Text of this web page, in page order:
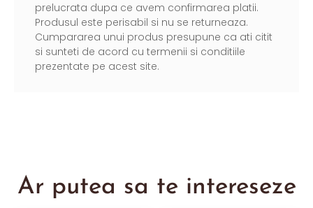
prelucrata dupa ce avem confirmarea platii.
Produsul este perisabil si nu se returneaza.
Cumpararea unui produs presupune ca ati citit
si sunteti de acord cu termenii si conditiile
prezentate pe acest site.
Ar putea sa te intereseze